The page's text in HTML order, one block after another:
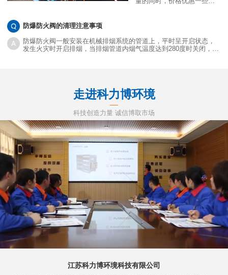
上不少批发商的价格都非常
防爆防火阀的清理注意事项
防爆防火阀一般安装在机械排烟系统的管道上，平时呈开启状态，
发生火灾时开启排烟，当排烟管道内烟气温度达到280度时关闭，并
走进科力博环境
科技创造力量 诚信博取市场
江苏科力博环境科技有限公司